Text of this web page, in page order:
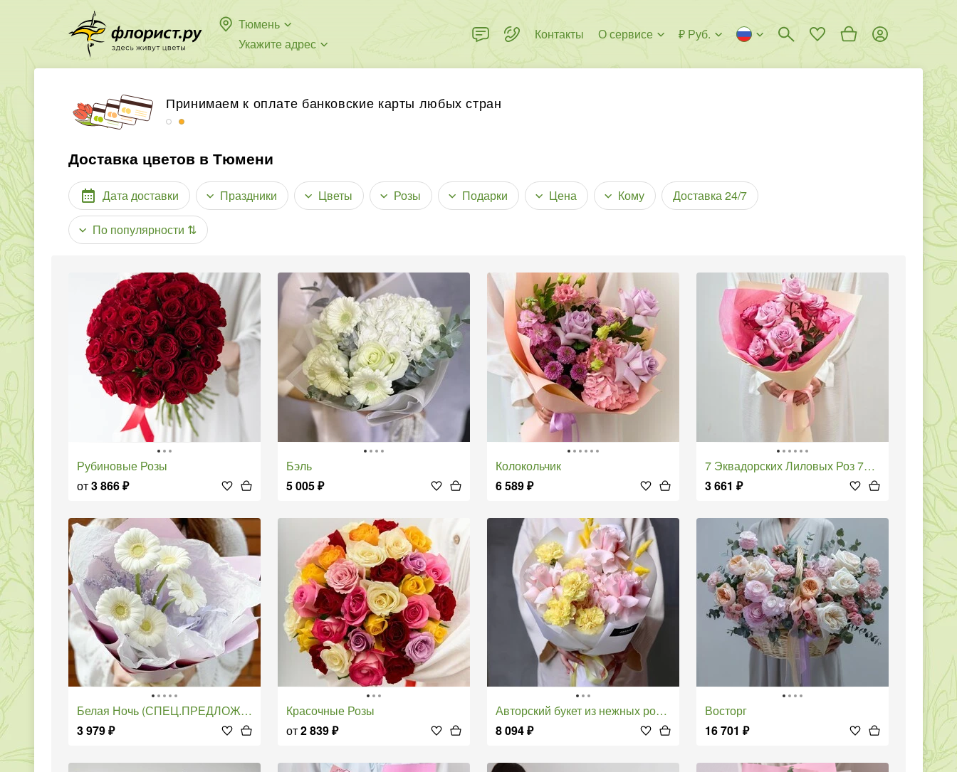
Тюмень
Укажите адрес
Контакты О сервисе ₽ Руб.
Бесплатная доставка в пределах города
Принимаем к оплате банковские карты любых стран
Доставка цветов в Тюмени
Дата доставки Праздники Цветы Розы Подарки Цена Кому Доставка 24/7
По популярности ⇅
Рубиновые Розы
от3 866₽
Бэль
5 005₽
Колокольчик
6 589₽
7 Эквадорских Лиловых Роз 70 см
3 661 ₽
Белая Ночь (СПЕЦ.ПРЕДЛОЖЕНИЕ от 10 шт. на 1 адрес)
3 979₽
Красочные Розы
от2 839₽
Авторский букет из нежных роз и диантусов
8 094₽
Восторг
16 701 ₽